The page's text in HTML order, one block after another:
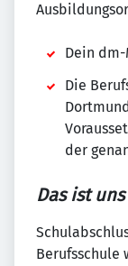
Dein
Die
der
Das ist
Berufsschule